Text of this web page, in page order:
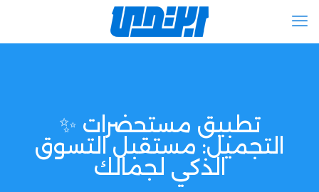
✨ تطبيق مستحضرات
التجميل: مستقبل التسوق
الذكي لجمالك